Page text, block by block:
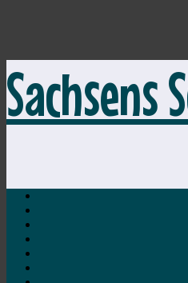
Inhalt
springen
Sachsens